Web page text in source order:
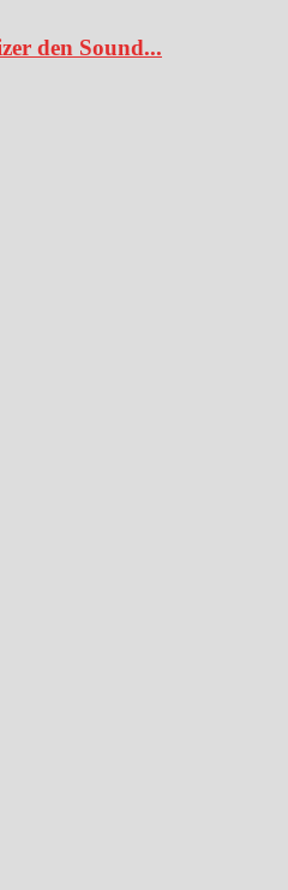
den Sound...